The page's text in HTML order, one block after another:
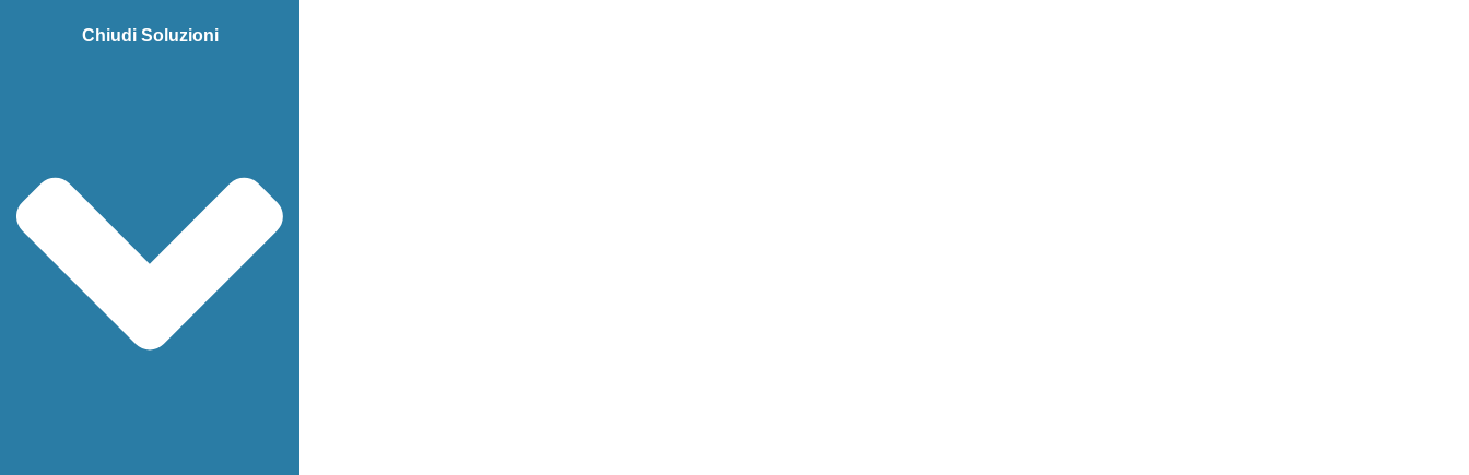
Chiudi Soluzioni